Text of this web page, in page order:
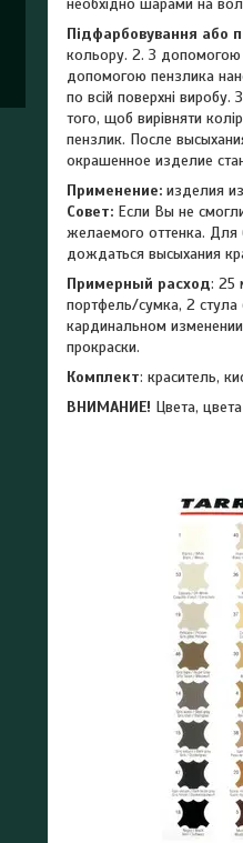
необхідно шарами на
Підфарбовування або
кольору. 2. З допомогою
допомогою пензлика
по всій поверхні
того, щоб вирівняти
пензлик. После
окрашенное изделие
Применение: изделия
Совет: Если Вы не
желаемого оттенка. Для
дождаться высыхания
Примерный расход: 25
портфель/сумка, 2
кардинальном
прокраски.
Комплект: краситель,
ВНИМАНИЕ! Цвета,